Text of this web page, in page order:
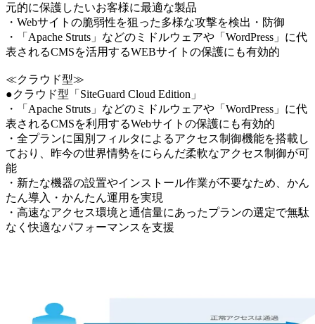
元的に保護したいお客様に最適な製品
・Webサイトの脆弱性を狙った多様な攻撃を検出・防御
・「Apache Struts」などのミドルウェアや「WordPress」に代
表されるCMSを活用するWEBサイトの保護にも有効的
≪クラウド型≫
●クラウド型「SiteGuard Cloud Edition」
・「Apache Struts」などのミドルウェアや「WordPress」に代
表されるCMSを利用するWebサイトの保護にも有効的
・全プランに国別フィルタによるアクセス制御機能を搭載し
ており、昨今の世界情勢をにらんだ柔軟なアクセス制御が可
能
・新たな機器の設置やインストール作業が不要なため、かん
たん導入・かんたん運用を実現
・高速なアクセス環境と通信量にあったプランの選定で無駄
なく快適なパフォーマンスを支援